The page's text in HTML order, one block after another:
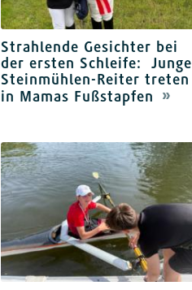
Strahlende Gesichter bei
der ersten Schleife: Junge
Steinmühlen-Reiter treten
in Mamas Fußstapfen